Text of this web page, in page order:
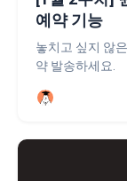
예약 기능
놓치고 싶지 않
약 발송하세요.